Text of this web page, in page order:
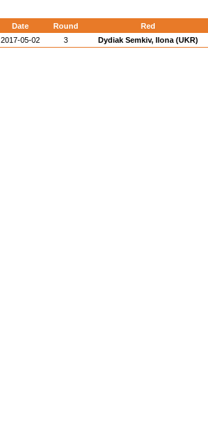
Date Round
Red
2017-05-02
3 Dydiak Semkiv, Ilona (UKR)